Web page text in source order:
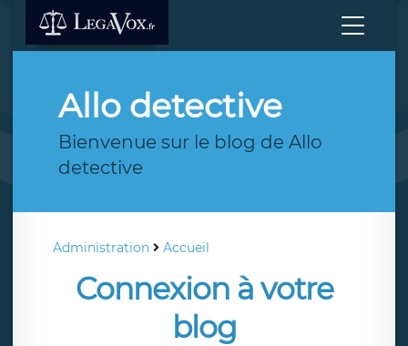
Allo detective
Bienvenue sur le blog de Allo
detective
Administration Accueil
Connexion à votre
blog